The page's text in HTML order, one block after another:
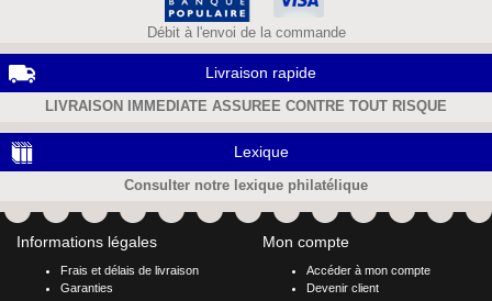
Débit à l'envoi de la commande
Livraison rapide
LIVRAISON IMMEDIATE ASSUREE CONTRE TOUT RISQUE
Lexique
Consulter notre lexique philatélique
Informations légales
Frais et délais de livraison
Garanties
Mon compte
Accéder à mon compte
Devenir client